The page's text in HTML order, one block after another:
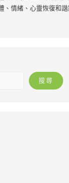
、情緒、心靈恢復和
搜尋